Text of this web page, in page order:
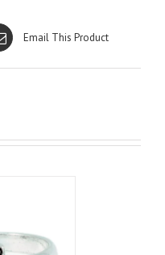
Email This Product